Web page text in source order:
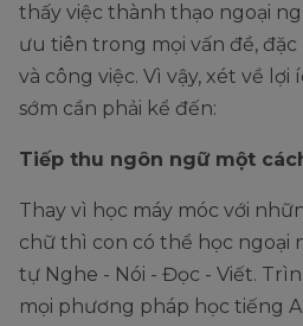
thấy việc thành thạo ngoại
ưu tiên trong mọi vấn đề,
và công việc. Vì vậy, xét về
sớm cần phải kể đến:
Tiếp thu ngôn ngữ một
Thay vì học máy móc với
chữ thì con có thể học
tự Nghe - Nói - Đọc - Viết.
mọi phương pháp học tiếng